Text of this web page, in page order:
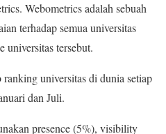
Webometrics adalah sebuah
terhadap semua universitas
universitas tersebut.
universitas di dunia setiap
dan Juli.
presence (5%), visibility